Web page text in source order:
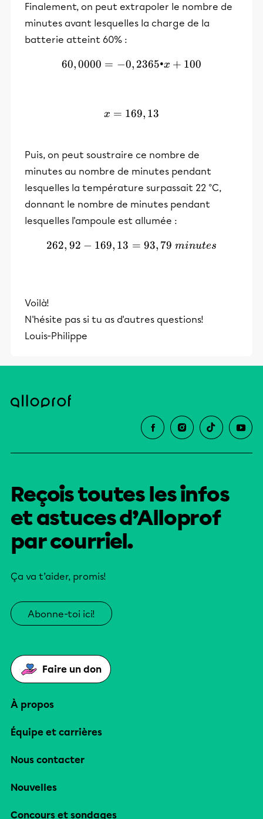
Finalement, on peut extrapoler le nombre de
minutes avant lesquelles la charge de la
batterie atteint 60% :
60,0000 = -0,2365•x + 100
60,0000 = −0, 2365•x + 100
x = 169,13
x = 169, 13
Puis, on peut soustraire ce nombre de
minutes au nombre de minutes pendant
lesquelles la température surpassait 22 °C,
donnant le nombre de minutes pendant
lesquelles l'ampoule est allumée :
262,92 - 169,13 =
262, 92 − 169, 13 = 93, 79 minutes
Voilà!
N'hésite pas si tu as d'autres questions!
Louis-Philippe
Reçois toutes les infos
et astuces d’Alloprof
par courriel.
Ça va t’aider, promis!
Abonne-toi ici!
Faire un don
À propos
Équipe et carrières
Nous contacter
Nouvelles
Concours et sondages